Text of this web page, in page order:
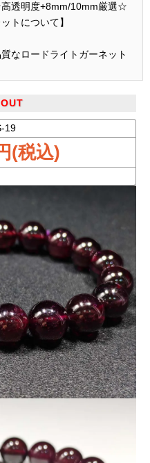
透明度+8mm/10mm厳選☆
トについて】
なロードライトガーネット
持ち、自然光やライトの下
ちます。
がかった気品あるカラー
群
！ロードライトガーネット
だけます。
サイズ
なサイズ感を選びました。
19
(税込)